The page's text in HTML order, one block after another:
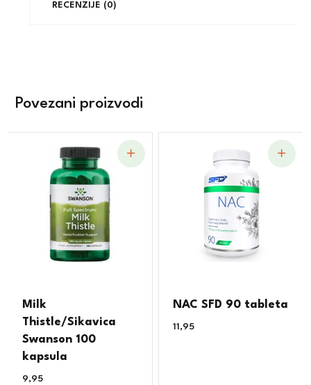
RECENZIJE (0)
Povezani proizvodi
Milk
Thistle/Sikavica
Swanson 100
kapsula
9,95
NAC SFD 90 tableta
11,95